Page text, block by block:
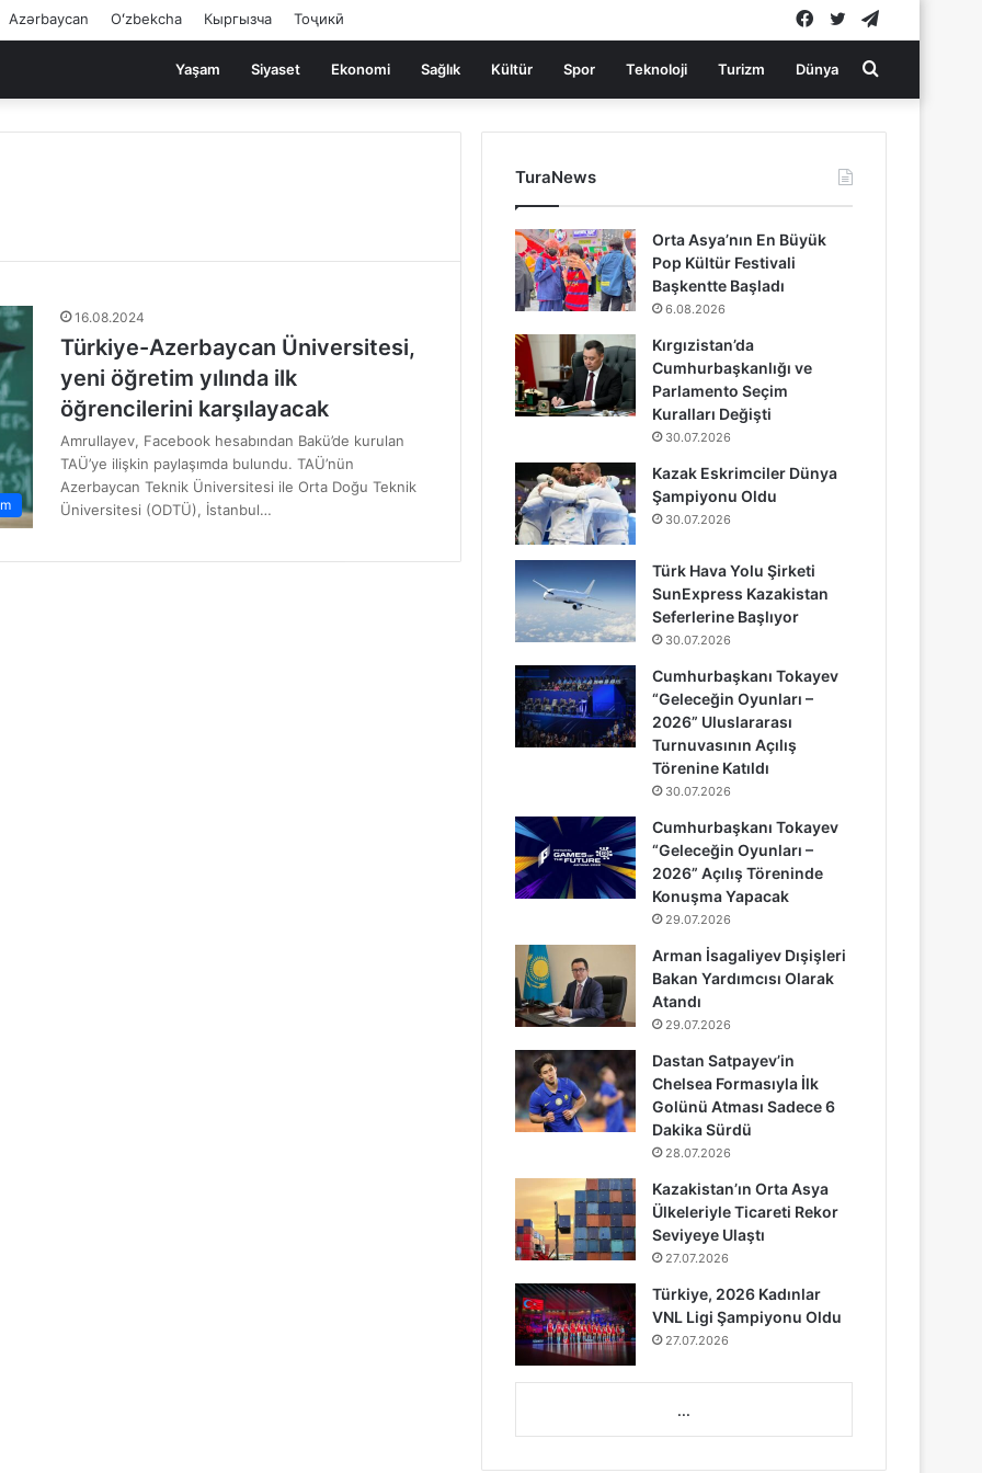
Azərbaycan Oʻzbekcha Кыргызча Тоҷикӣ Twitter
Facebook
Yaşam Siyaset Ekonomi Sağlık Kültür Spor Teknoloji Turizm Dünya Arama
yap
16.08.2024
Türkiye-Azerbaycan Üniversitesi,
yeni öğretim yılında ilk
öğrencilerini karşılayacak
Amrullayev, Facebook hesabından Bakü’de kurulan
TAÜ’ye ilişkin paylaşımda bulundu. TAÜ’nün
Azerbaycan Teknik Üniversitesi ile Orta Doğu Teknik
Üniversitesi (ODTÜ), İstanbul…
TuraNews
Orta Asya’nın En Büyük
Pop Kültür Festivali
Başkentte Başladı
6.08.2026
Kırgızistan’da
Cumhurbaşkanlığı ve
Parlamento Seçim
Kuralları Değişti
30.07.2026
Kazak Eskrimciler Dünya
Şampiyonu Oldu
30.07.2026
Türk Hava Yolu Şirketi
SunExpress Kazakistan
Seferlerine Başlıyor
30.07.2026
Cumhurbaşkanı Tokayev
“Geleceğin Oyunları –
2026” Uluslararası
Turnuvasının Açılış
Törenine Katıldı
30.07.2026
Cumhurbaşkanı Tokayev
“Geleceğin Oyunları –
2026” Açılış Töreninde
Konuşma Yapacak
29.07.2026
Arman İsagaliyev Dışişleri
Bakan Yardımcısı Olarak
Atandı
29.07.2026
Dastan Satpayev’in
Chelsea Formasıyla İlk
Golünü Atması Sadece 6
Dakika Sürdü
28.07.2026
Kazakistan’ın Orta Asya
Ülkeleriyle Ticareti Rekor
Seviyeye Ulaştı
27.07.2026
Türkiye, 2026 Kadınlar
VNL Ligi Şampiyonu Oldu
27.07.2026
...